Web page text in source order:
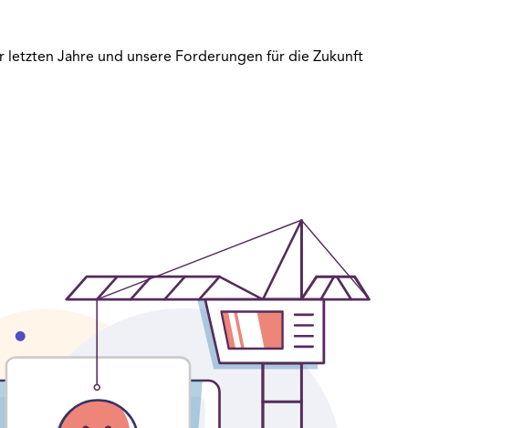
letzten Jahre und unsere Forderungen für die Zukunft